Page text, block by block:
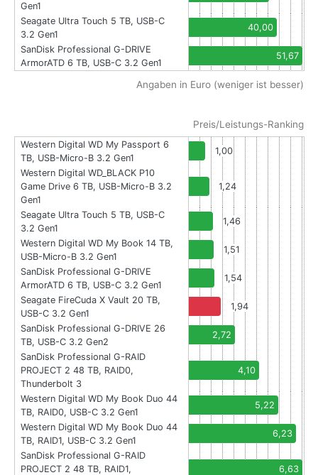
Gen1
Seagate Ultra Touch 5 TB, USB-C
3.2 Gen1
40,00
SanDisk Professional G-DRIVE
ArmorATD 6 TB, USB-C 3.2 Gen1
51,67
Angaben in Euro (weniger ist besser)
Preis/Leistungs-Ranking
Western Digital WD My Passport 6
TB, USB-Micro-B 3.2 Gen1
1,00
Western Digital WD_BLACK P10
Game Drive 6 TB, USB-Micro-B 3.2
Gen1
1,24
Seagate Ultra Touch 5 TB, USB-C
3.2 Gen1
1,46
Western Digital WD My Book 14 TB,
USB-Micro-B 3.2 Gen1
1,51
SanDisk Professional G-DRIVE
ArmorATD 6 TB, USB-C 3.2 Gen1
1,54
Seagate FireCuda X Vault 20 TB,
USB-C 3.2 Gen1
1,94
SanDisk Professional G-DRIVE 26
TB, USB-C 3.2 Gen2
2,72
SanDisk Professional G-RAID
PROJECT 2 48 TB, RAID0,
Thunderbolt 3
4,10
Western Digital WD My Book Duo 44
TB, RAID0, USB-C 3.2 Gen1
5,22
Western Digital WD My Book Duo 44
TB, RAID1, USB-C 3.2 Gen1
6,23
SanDisk Professional G-RAID
PROJECT 2 48 TB, RAID1,
6,63